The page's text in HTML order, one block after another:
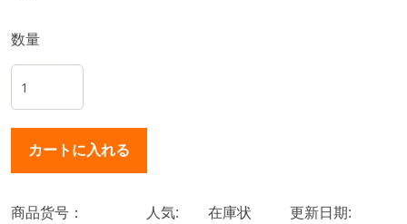
数量
商品货号：
人気:
在庫状
更新日期: